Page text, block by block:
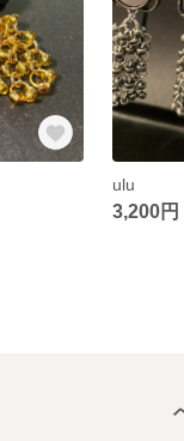
ulu
3,200円